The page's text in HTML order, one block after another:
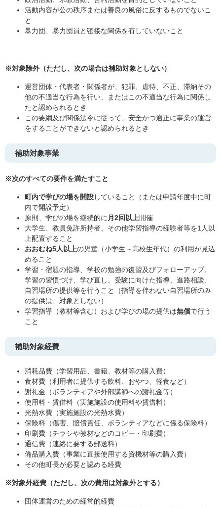
活動内容が公の秩序または善良の風俗に反するものでないこ
と
暴力団、暴力団員と密接な関係を有していないこと
※対象除外（ただし、次の場合は補助対象としない）
運営団体・代表者・関係者が、犯罪、虐待、不正、滞納その
他の不適当な行為を行い、またはこの不適当な行為に関係し
たと認められるとき
この要綱及び関係法令に従って、安全かつ適正に事業の運営
をすることができないと認められるとき
補助対象事業
※次のすべての要件を満たすこと
町内で学びの場を開設していること（または申請年度中に町
内で開設予定）
原則、学びの場を継続的に 月2回以上開催
大学生、教員免許所持者、その他学習指導の経験者等を1人以
上配置すること
おおむね5人以上の児童（小学生～高校生年代）の利用が見込
めること
学習・宿題の指導、学校の勉強の復習及びフォローアップ、
学習の習慣づけ、学び直し、受験に向けた指導、進路相談、
自習場所の提供等を行うこと（指導を伴わない自習場所のみ
の提供は、対象としない）
学習指導（教材等含む）および学びの場の提供は無償で行う
こと
補助対象経費
消耗品費（学習用品、書籍、教材等の購入費）
食材費（利用者に提供する飲料、おやつ、軽食など）
謝礼金（ボランティアや外部講師への謝礼金等）
使用料・賃借料（実施施設の使用料や賃借料）
光熱水費（実施施設の光熱水費）
保険料（傷害、賠償責任、ボランティアなどに係る保険料）
印刷費（チラシや教材などのコピー・印刷費）
通信費（連絡に要する郵送料）
備品購入費（事業に直接使用する資機材等の購入費）
その他町長が必要と認める経費
※対象外経費（ただし、次の費用は対象外とする）
団体運営のための経常的経費